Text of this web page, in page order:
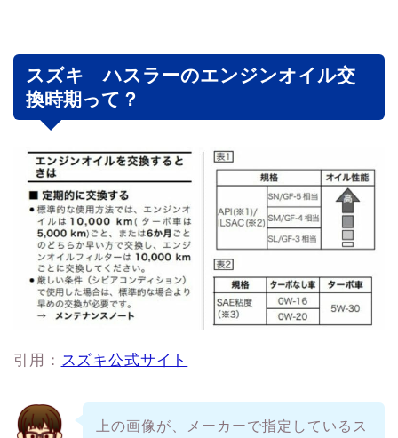
スズキ ハスラーのエンジンオイル交
換時期って？
引用： スズキ公式サイト
上の画像が、メーカーで指定しているス